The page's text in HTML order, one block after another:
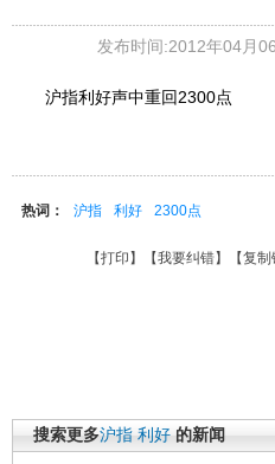
发布时间:2012年04月
沪指利好声中重回2300点
热词： 沪指 利好 2300点
【打印 】【我要纠错】【复制
搜索更多沪指 利好 的新闻